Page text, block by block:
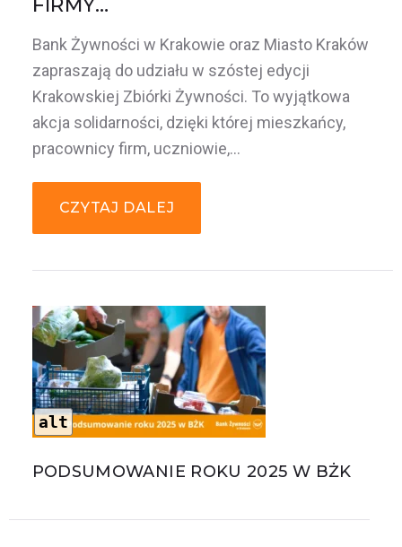
FIRMY…
Bank Żywności w Krakowie oraz Miasto Kraków
zapraszają do udziału w szóstej edycji
Krakowskiej Zbiórki Żywności. To wyjątkowa
akcja solidarności, dzięki której mieszkańcy,
pracownicy firm, uczniowie,…
CZYTAJ DALEJ
alt
PODSUMOWANIE ROKU 2025 W BŻK